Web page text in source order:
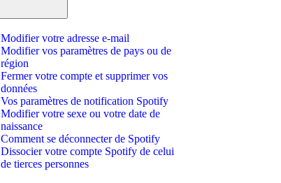
Modifier votre adresse e-mail
Modifier vos paramètres de pays ou de
région
Fermer votre compte et supprimer vos
données
Vos paramètres de notification Spotify
Modifier votre sexe ou votre date de
naissance
Comment se déconnecter de Spotify
Dissocier votre compte Spotify de celui
de tierces personnes